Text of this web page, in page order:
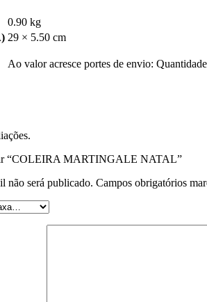
0.90 kg
29 × 5.50 cm
Ao valor acresce portes de envio:
“COLEIRA MARTINGALE NATAL”
não será publicado. Campos obrigatórios